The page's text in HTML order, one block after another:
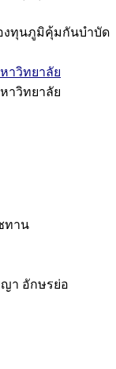
งทุนภูมิคุ้มกันบำบัด
าวิทยาลัย
าวิทยาลัย
ทาน
า อักษรย่อ